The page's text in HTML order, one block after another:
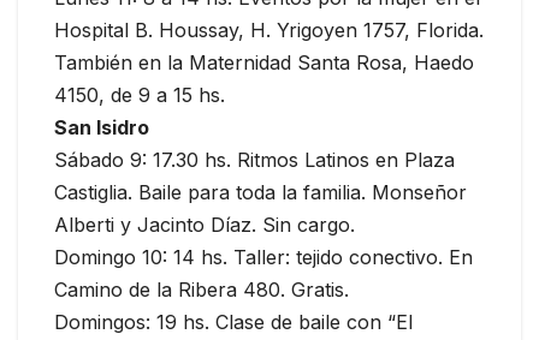
Hospital B. Houssay, H. Yrigoyen 1757, Florida.
También en la Maternidad Santa Rosa, Haedo
4150, de 9 a 15 hs.
San Isidro
Sábado 9: 17.30 hs. Ritmos Latinos en Plaza
Castiglia. Baile para toda la familia. Monseñor
Alberti y Jacinto Díaz. Sin cargo.
Domingo 10: 14 hs. Taller: tejido conectivo. En
Camino de la Ribera 480. Gratis.
Domingos: 19 hs. Clase de baile con “El